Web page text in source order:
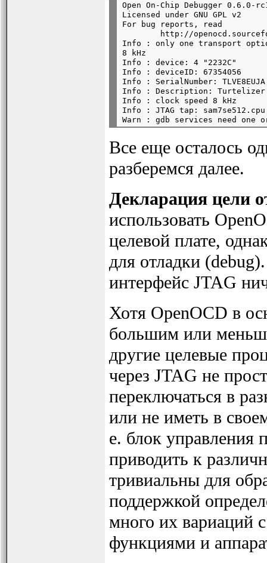
Open On-Chip Debugger 0.6.0-
Licensed under GNU GPL v2
For bug reports, read
http://
Info : only one transport
8 kHz
Info : device: 4 "2232C"
Info : deviceID: 67354056
Info : SerialNumber: TLVE8EUJA
Info : Description: Turtelizer
Info : clock speed 8 kHz
Info : JTAG tap:
Все еще осталось
разберемся далее.
Декларация цели
использовать
целевой плате,
для отладки
интерфейс JTAG
Хотя OpenOCD в
большим или
другие целевые
через JTAG не
переключаться в
или не иметь в
е. блок управления
приводить к
тривиальны для
поддержкой
много их вариаций
функциями и